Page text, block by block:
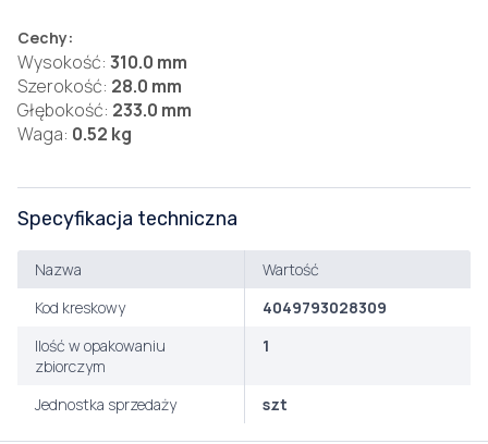
Cechy:
Wysokość: 310.0 mm
Szerokość: 28.0 mm
Głębokość: 233.0 mm
Waga: 0.52 kg
Specyfikacja techniczna
Nazwa
Wartość
Kod kreskowy
4049793028309
Ilość w opakowaniu
zbiorczym
1
Jednostka sprzedaży szt